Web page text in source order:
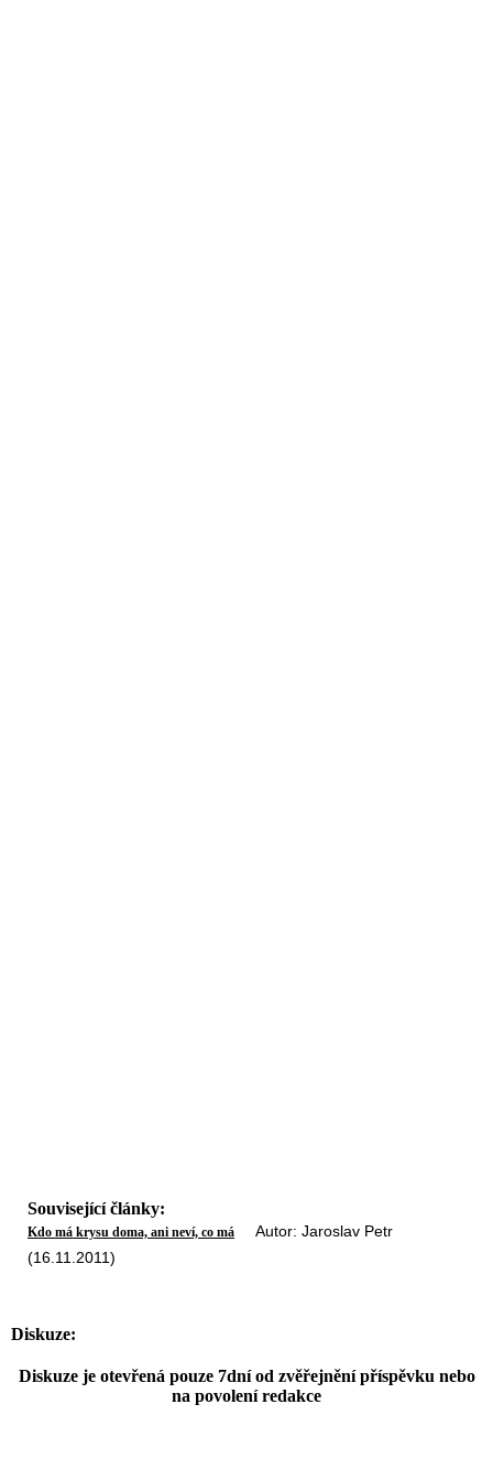
Související články:
Kdo má krysu doma, ani neví, co má Autor: Jaroslav Petr
(16.11.2011)
Diskuze:
Diskuze je otevřená pouze 7dní od zvěřejnění příspěvku nebo
na povolení redakce